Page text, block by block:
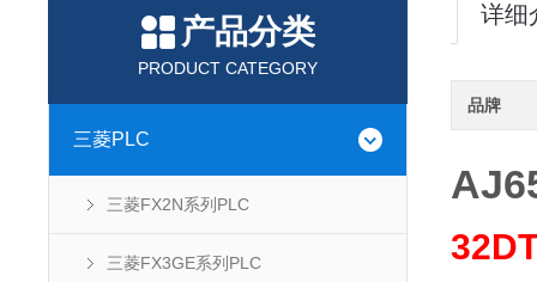
产品分类
PRODUCT CATEGORY
三菱PLC
三菱FX2N系列PLC
三菱FX3GE系列PLC
详细
品牌